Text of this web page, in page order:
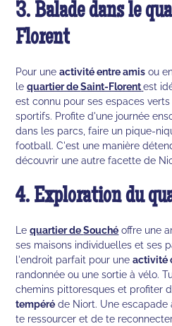
3. Balade dans le
Florent
Pour uneactivité entre amis ou
lequartier deSaint-Florentest
est connu pour ses espaces
sportifs. Profite d'une journée
dans les parcs, faire un pique-
football. C'est une manière
découvrir une autre facette de
4. Exploration du
Lequartier deSouché offre une
ses maisons individuelles et ses
l'endroit parfait pour uneactivité
randonnée ou une sortie à vélo.
chemins pittoresques et profiter
tempéré de Niort. Une
te ressourcer et de te